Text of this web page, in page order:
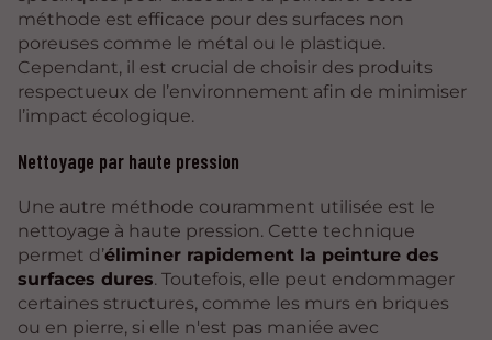
méthode est efficace pour des surfaces non
poreuses comme le métal ou le plastique.
Cependant, il est crucial de choisir des produits
respectueux de l’environnement afin de minimiser
l’impact écologique.
Nettoyage par haute pression
Une autre méthode couramment utilisée est le
nettoyage à haute pression. Cette technique
permet d’éliminer rapidement la peinture des
surfaces dures. Toutefois, elle peut endommager
certaines structures, comme les murs en briques
ou en pierre, si elle n'est pas maniée avec